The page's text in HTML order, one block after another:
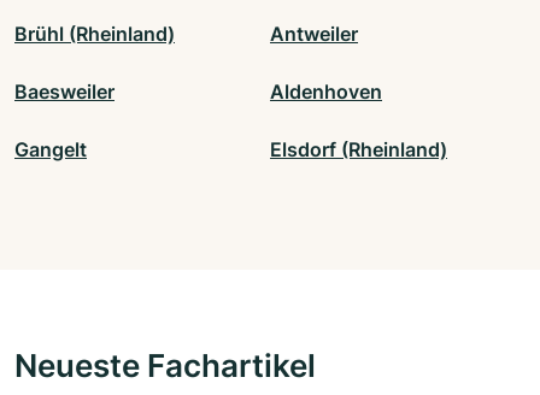
Brühl (Rheinland) Antweiler
Baesweiler Aldenhoven
Gangelt Elsdorf (Rheinland)
Neueste Fachartikel